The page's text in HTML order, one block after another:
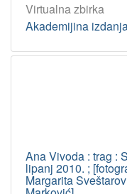
Virtualna zbirka
Akademijina
Ana Vivoda : trag :
lipanj 2010. ;
Margarita